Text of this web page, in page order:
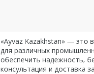
«Ayvaz Kazakhstan» — это
для различных
обеспечить надежность,
консультация и доставка